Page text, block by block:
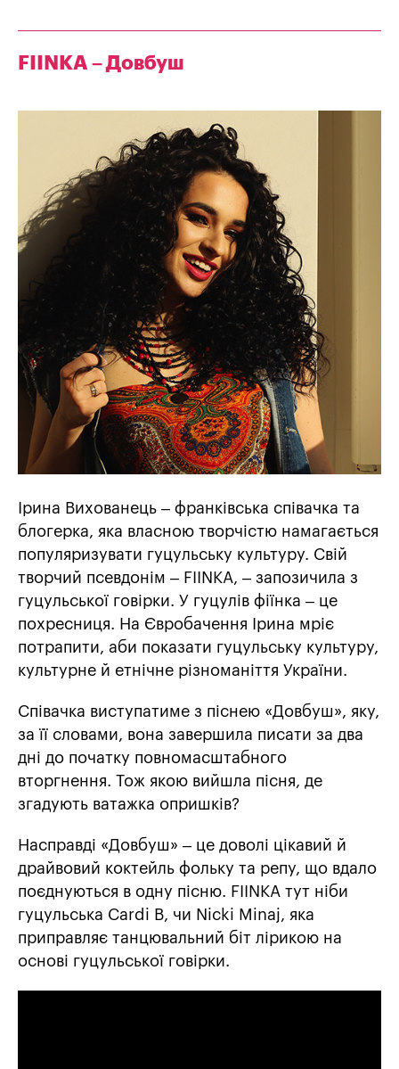
FIINKA – Довбуш
Ірина Вихованець – франківська співачка та
блогерка, яка власною творчістю намагається
популяризувати гуцульську культуру. Свій
творчий псевдонім – FIINKA, – запозичила з
гуцульської говірки. У гуцулів фіїнка – це
похресниця. На Євробачення Ірина мріє
потрапити, аби показати гуцульську культуру,
культурне й етнічне різноманіття України.
Співачка виступатиме з піснею «Довбуш», яку,
за її словами, вона завершила писати за два
дні до початку повномасштабного
вторгнення. Тож якою вийшла пісня, де
згадують ватажка опришків?
Насправді «Довбуш» – це доволі цікавий й
драйвовий коктейль фольку та репу, що вдало
поєднуються в одну пісню. FIINKA тут ніби
гуцульська Cardi B, чи Nicki Minaj, яка
приправляє танцювальний біт лірикою на
основі гуцульської говірки.